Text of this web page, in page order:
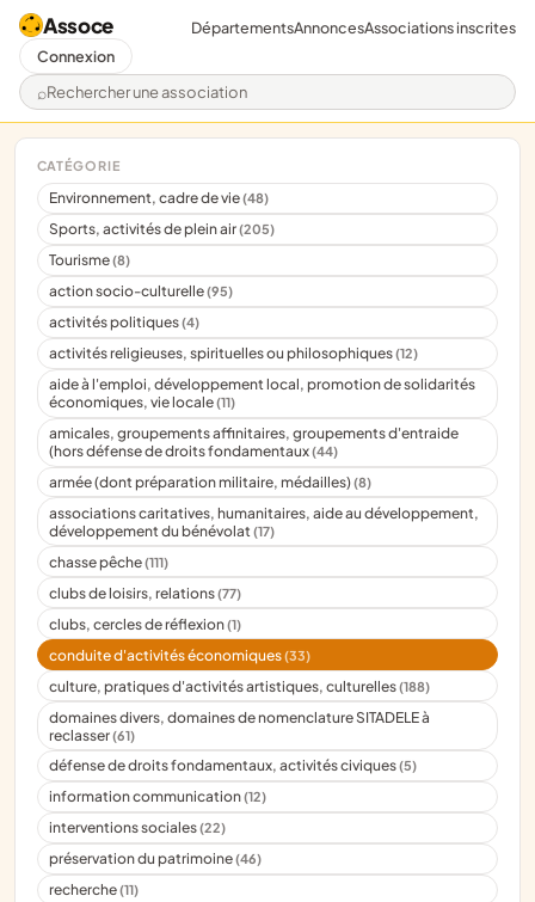
Assoce
Rechercher une association
DépartementsAnnoncesAssociations inscrites
Connexion
CATÉGORIE
Environnement, cadre de vie(48)
Sports, activités de plein air(205)
Tourisme(8)
action socio-culturelle(95)
activités politiques(4)
activités religieuses, spirituelles ou philosophiques(12)
aide à l'emploi, développement local, promotion de solidarités
économiques, vie locale(11)
amicales, groupements affinitaires, groupements d'entraide
(hors défense de droits fondamentaux(44)
armée (dont préparation militaire, médailles)(8)
associations caritatives, humanitaires, aide au développement,
développement du bénévolat(17)
chasse pêche(111)
clubs de loisirs, relations(77)
clubs, cercles de réflexion(1)
conduite d'activités économiques(33)
culture, pratiques d'activités artistiques, culturelles(188)
domaines divers, domaines de nomenclature SITADELE à
reclasser(61)
défense de droits fondamentaux, activités civiques(5)
information communication(12)
interventions sociales(22)
préservation du patrimoine(46)
recherche(11)